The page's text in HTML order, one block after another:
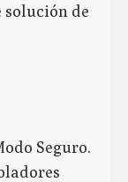
solución de
Seguro.